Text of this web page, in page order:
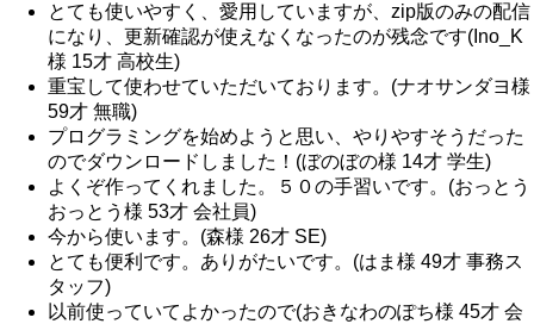
とても使いやすく、愛用していますが、zip版のみの配信
になり、更新確認が使えなくなったのが残念です(Ino_K
様 15才 高校生)
重宝して使わせていただいております。(ナオサンダヨ様
59才 無職)
プログラミングを始めようと思い、やりやすそうだった
のでダウンロードしました！(ぼのぼの様 14才 学生)
よくぞ作ってくれました。５０の手習いです。(おっとう
おっとう様 53才 会社員)
今から使います。(森様 26才 SE)
とても便利です。ありがたいです。(はま様 49才 事務ス
タッフ)
以前使っていてよかったので(おきなわのぽち様 45才 会